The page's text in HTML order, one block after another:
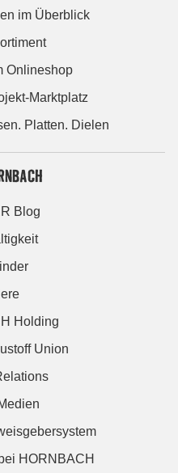
im Überblick
Onlineshop
Marktplatz
Platten. Dielen
Blog
Holding
Union
HORNBACH